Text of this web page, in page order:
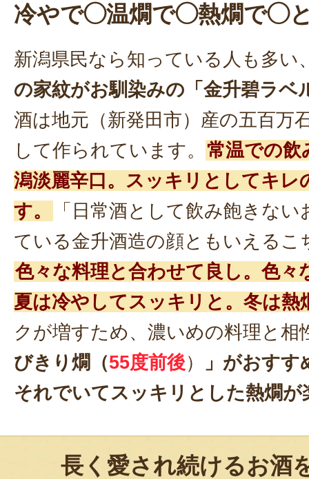
冷やで◯温燗で◯熱燗で◯
新潟県民なら知っている人も多い
の家紋がお馴染みの「金升碧ラベ
酒は地元（新発田市）産の五百万
して作られています。 常温での飲
潟淡麗辛口。スッキリとしてキレ
す。
「日常酒として飲み飽きな
ている金升酒造の顔ともいえるこ
色々な料理と合わせて良し。色々
夏は冷やしてスッキリと。冬は
クが増すため、濃いめの料理と相
びきり燗（55度前後）
」がおす
それでいてスッキリとした熱燗が
長く愛され続けるお酒